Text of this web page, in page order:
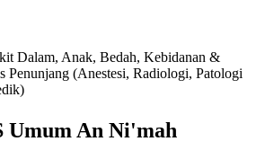
Dalam, Anak, Bedah, Kebidanan &
Penunjang (Anestesi, Radiologi, Patologi
Umum An Ni'mah